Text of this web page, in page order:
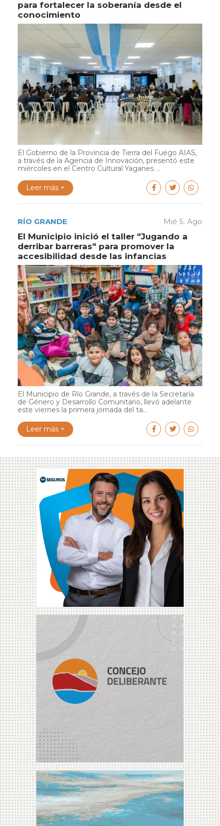
para fortalecer la soberanía desde el
conocimiento
El Gobierno de la Provincia de Tierra del Fuego AIAS,
a través de la Agencia de Innovación, presentó este
miércoles en el Centro Cultural Yaganes ...
Leer más +
RÍO GRANDE Mié 5. Ago
El Municipio inició el taller "Jugando a
derribar barreras" para promover la
accesibilidad desde las infancias
El Municipio de Río Grande, a través de la Secretaría
de Género y Desarrollo Comunitario, llevó adelante
este viernes la primera jornada del ta...
Leer más +